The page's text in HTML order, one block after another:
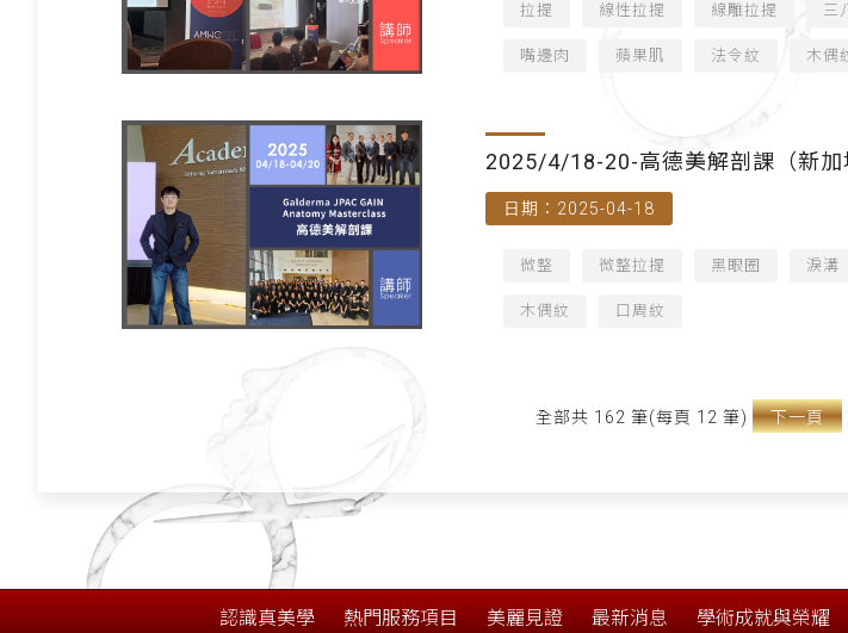
拉提 線性拉提 線雕拉提 三
嘴邊肉 蘋果肌 法令紋 木偶
2025/4/18-20-高德美解剖課（新加
日期：2025-04-18
微整 微整拉提 黑眼圈 淚溝
木偶紋 口周紋
全部共 162 筆(每頁 12 筆) 下一頁
認識真美學 熱門服務項目 美麗見證 最新消息 學術成就與榮耀